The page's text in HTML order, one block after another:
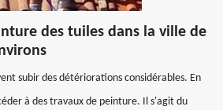
des tuiles dans la ville de
subir des détériorations considérables. En
à des travaux de peinture. Il s'agit du